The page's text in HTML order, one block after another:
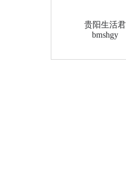
贵阳生活君
bmshgy